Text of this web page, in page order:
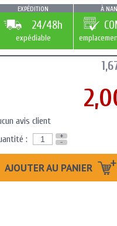
EXPÉDITION
24/48h
expédiable
À
avis client
:
+
-
AJOUTER AU PANIER